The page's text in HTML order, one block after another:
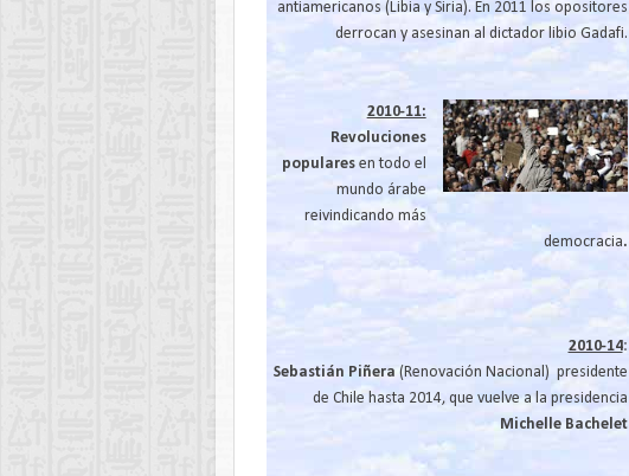
antiamericanos (Libia y Siria). En 2011 los opositores
derrocan y asesinan al dictador libio Gadafi.
2010-11:
Revoluciones
populares en todo el
mundo árabe
reivindicando más
democracia.
2010-14:
Sebastián Piñera (Renovación Nacional) presidente
de Chile hasta 2014, que vuelve a la presidencia
Michelle Bachelet